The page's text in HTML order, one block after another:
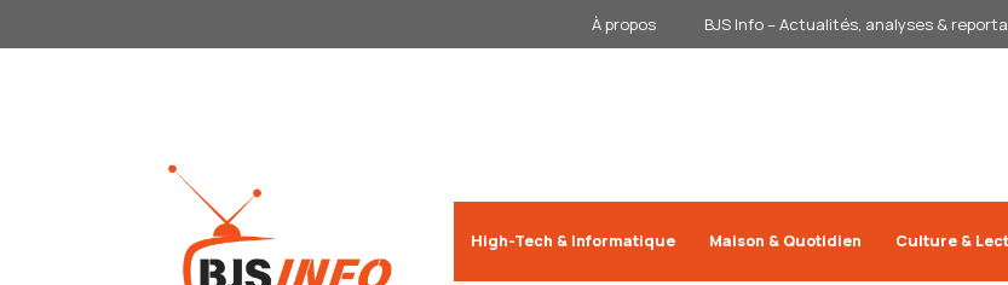
au
À propos BJS Info – Actualités, analyses &
High-Tech & Informatique Maison & Quotidien Culture &